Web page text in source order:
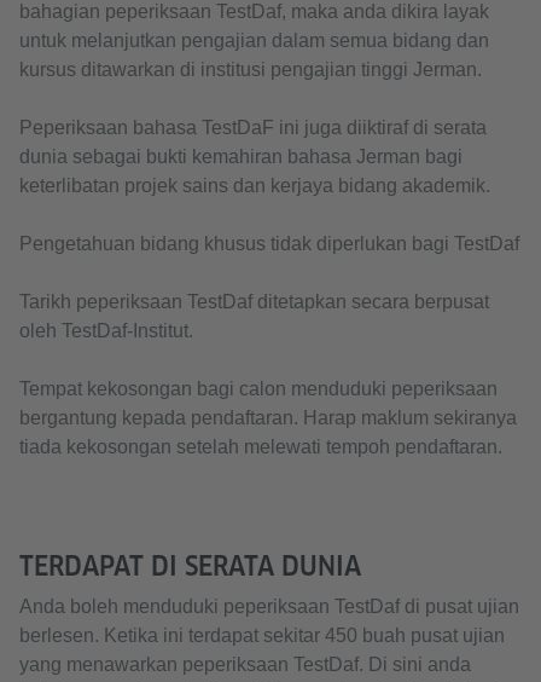
bahagian peperiksaan TestDaf, maka anda dikira layak
untuk melanjutkan pengajian dalam semua bidang dan
kursus ditawarkan di institusi pengajian tinggi Jerman.
Peperiksaan bahasa TestDaF ini juga diiktiraf di serata
dunia sebagai bukti kemahiran bahasa Jerman bagi
keterlibatan projek sains dan kerjaya bidang akademik.
Pengetahuan bidang khusus tidak diperlukan bagi TestDaf
Tarikh peperiksaan TestDaf ditetapkan secara berpusat
oleh TestDaf-Institut.
Tempat kekosongan bagi calon menduduki peperiksaan
bergantung kepada pendaftaran. Harap maklum sekiranya
tiada kekosongan setelah melewati tempoh pendaftaran.
TERDAPAT DI SERATA DUNIA
Anda boleh menduduki peperiksaan TestDaf di pusat ujian
berlesen. Ketika ini terdapat sekitar 450 buah pusat ujian
yang menawarkan peperiksaan TestDaf. Di sini anda